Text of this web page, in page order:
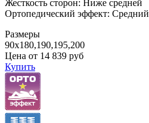
Жесткость сторон: Ниже средней
Ортопедический эффект: Средний
Размеры
90x180,190,195,200
Цена от 14 839 руб
Купить